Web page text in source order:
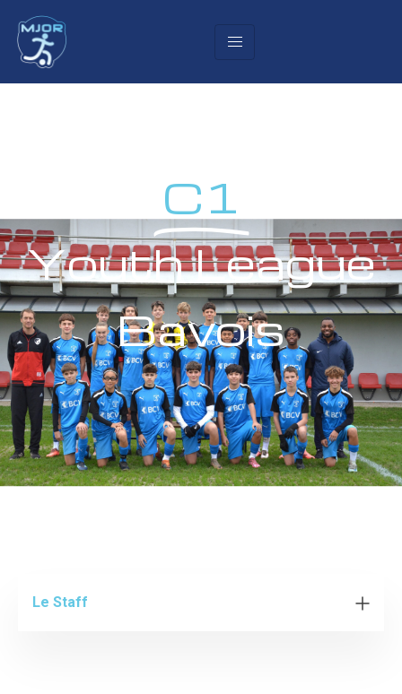
C1
Youth League
Bavois
Le Staff